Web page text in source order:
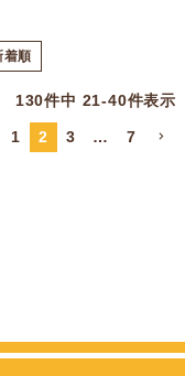
着順
130件中 21-40件表示
1 2 3 … 7